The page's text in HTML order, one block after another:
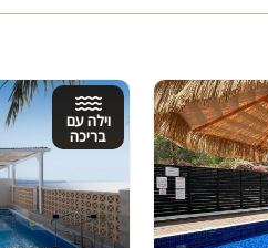
וילה עם
בריכה